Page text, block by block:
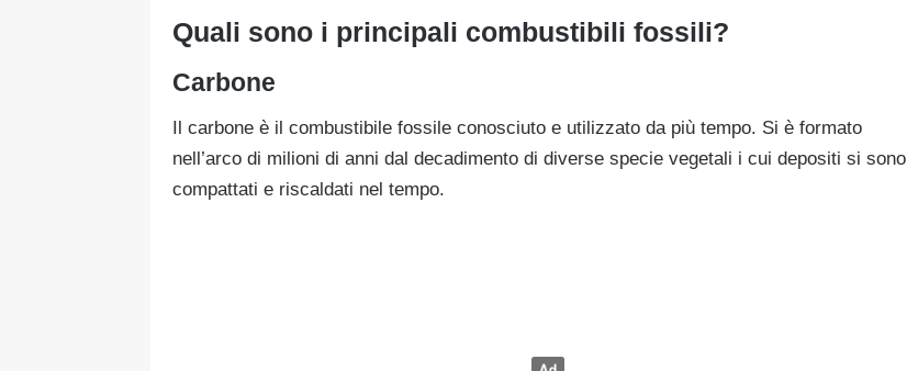
Quali sono i principali combustibili fossili?
Carbone
Il carbone è il combustibile fossile conosciuto e utilizzato da più tempo. Si è formato
nell’arco di milioni di anni dal decadimento di diverse specie vegetali i cui depositi si sono
compattati e riscaldati nel tempo.